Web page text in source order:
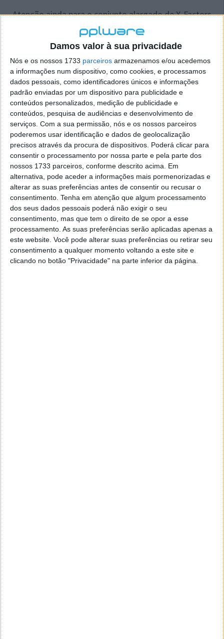
Damos valor à sua privacidade
Nós e os nossos 1733 parceiros armazenamos e/ou acedemos
a informações num dispositivo, como cookies, e processamos
dados pessoais, como identificadores únicos e informações
padrão enviadas por um dispositivo para publicidade e
conteúdos personalizados, medição de publicidade e
conteúdos, pesquisa de audiências e desenvolvimento de
serviços. Com a sua permissão, nós e os nossos parceiros
poderemos usar identificação e dados de geolocalização
precisos através da procura de dispositivos. Poderá clicar para
consentir o processamento por nossa parte e pela parte dos
nossos 1733 parceiros, conforme descrito acima. Em
alternativa, pode aceder a informações mais pormenorizadas e
alterar as suas preferências antes de consentir ou recusar o
consentimento. Tenha em atenção que algum processamento
dos seus dados pessoais poderá não exigir o seu
consentimento, mas que tem o direito de se opor a esse
processamento. As suas preferências serão aplicadas apenas a
este website. Você pode alterar suas preferências ou retirar seu
consentimento a qualquer momento voltando a este site e
clicando no botão "Privacidade" na parte inferior da página.
Atenção ainda para o conjunto alargado de X-Factors
que amplificam as habilidades das principais
superestrelas com animações e resultados únicos,
tornando-os em adversários temiveis, ou aliados
impressionantes.
O legado Tkachuk
"O meu pai, o Brady e eu somos todos únicos e
jogamos da nossa maneira. Partilhar a capa do NHL